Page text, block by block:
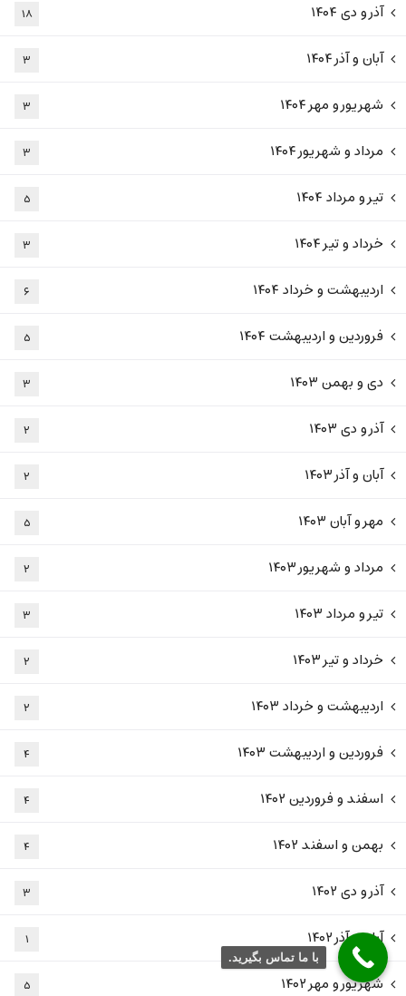
آذر و دی ۱۴۰۴ ۱۸
آبان و آذر ۱۴۰۴ ۳
شهریور و مهر ۱۴۰۴ ۳
مرداد و شهریور ۱۴۰۴ ۳
تیر و مرداد ۱۴۰۴ ۵
خرداد و تیر ۱۴۰۴ ۳
اردیبهشت و خرداد ۱۴۰۴ ۶
فروردین و اردیبهشت ۱۴۰۴ ۵
دی و بهمن ۱۴۰۳ ۳
آذر و دی ۱۴۰۳ ۲
آبان و آذر ۱۴۰۳ ۲
مهر و آبان ۱۴۰۳ ۵
مرداد و شهریور ۱۴۰۳ ۲
تیر و مرداد ۱۴۰۳ ۳
خرداد و تیر ۱۴۰۳ ۲
اردیبهشت و خرداد ۱۴۰۳ ۲
فروردین و اردیبهشت ۱۴۰۳ ۴
اسفند و فروردین ۱۴۰۲ ۴
بهمن و اسفند ۱۴۰۲ ۴
آذر و دی ۱۴۰۲ ۳
آبان و آذر ۱۴۰۲ ۱
شهریور و مهر ۱۴۰۲ ۵
با ما تماس بگیرید.